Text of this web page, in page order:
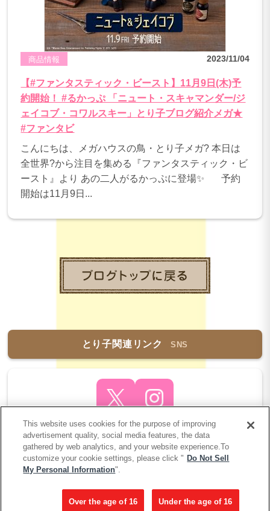
商品情報 2023/11/04
【#ファンタスティック・ビースト】11月9日(木)予
約開始！ #るかっぷ 「ニュート・スキャマンダー/ジ
ェイコブ・コワルスキー」とり子ブログ紹介メガ★
#ファンタビ
こんにちは、メガハウスの鳥・とり子メガ? 本日は
全世界?から注目を集める『ファンタスティック・ビ
ースト』より あの二人がるかっぷに登場✨ 予約
開始は11月9日...
とり子関連リンク SNS
COPYRIGHT 2005-2026 とり子ブログ MEGAHOUSE
This website uses cookies for the purpose of improving
advertisement quality, social media features, the data
gathered by web analytics, and your website experience.To
customize your cookie settings, please click " Do Not Sell
My Personal Information".
Under the age of 16
Over the age of 16